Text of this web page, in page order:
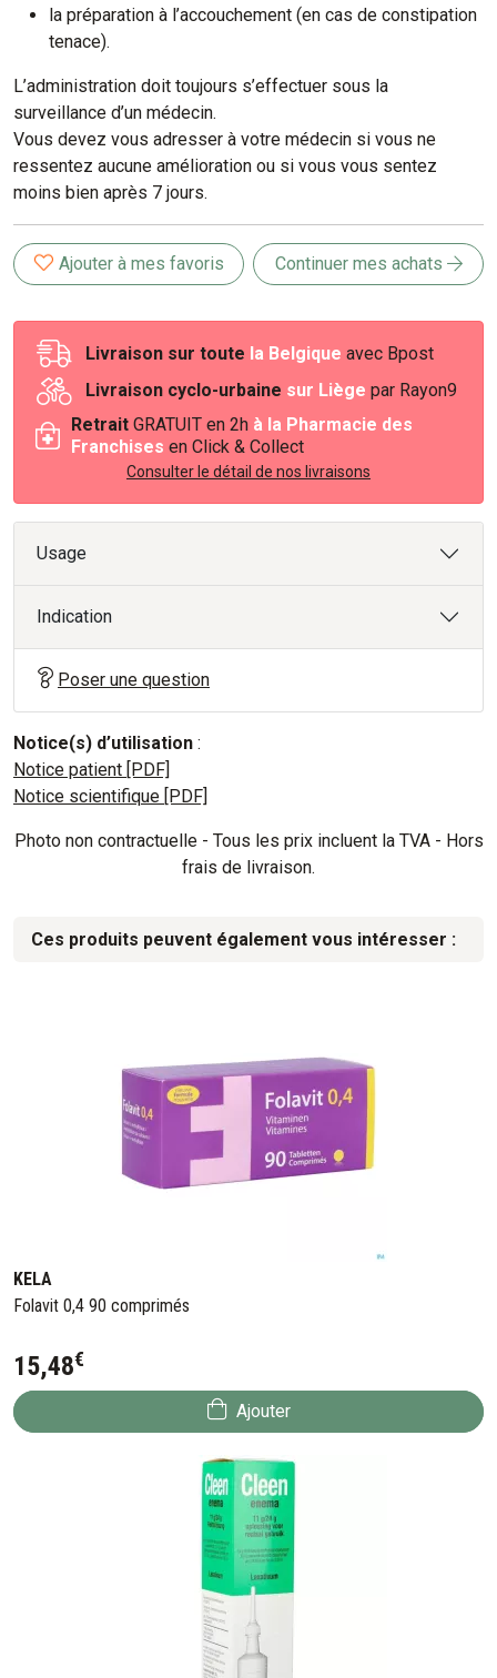
la préparation à l’accouchement (en cas de constipation
tenace).
L’administration doit toujours s’effectuer sous la
surveillance d’un médecin.
Vous devez vous adresser à votre médecin si vous ne
ressentez aucune amélioration ou si vous vous sentez
moins bien après 7 jours.
Ajouter à mes favoris Continuer mes achats
Livraison sur toute la Belgique avec Bpost
Livraison cyclo-urbaine sur Liège par Rayon9
Retrait GRATUIT en 2h à la Pharmacie des
Franchises en Click & Collect
Consulter le détail de nos livraisons
Usage
Indication
Poser une question
Notice(s) d’utilisation :
Notice patient [PDF]
Notice scientifique [PDF]
Photo non contractuelle - Tous les prix incluent la TVA - Hors
frais de livraison.
Ces produits peuvent également vous intéresser :
KELA
Folavit 0,4 90 comprimés
15,48€
Ajouter